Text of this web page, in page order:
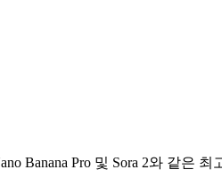
Banana Pro 및 Sora 2와 같